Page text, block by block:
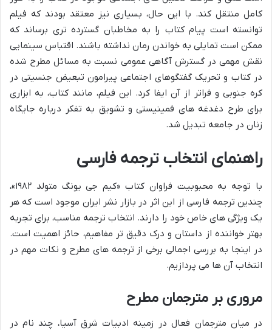
کامل منتقل کند. با این حال، بسیاری نیز معتقد بودند که فیلم
توانسته است پیام کتاب را به مخاطبان گسترده تری برساند که
ممکن است تمایلی به خواندن رمان نداشته باشند. اقتباس سینمایی
نقش مهمی در گسترش آگاهی عمومی نسبت به مسائل مطرح شده
در کتاب و تحریک گفتگوهای اجتماعی پیرامون تبعیض جنسیتی در
کره جنوبی و فراتر از آن ایفا کرد. این فیلم، مانند کتاب، به ابزاری
برای طرح دغدغه های فمینیستی و تشویق به تفکر درباره جایگاه
زنان در جامعه تبدیل شد.
راهنمای انتخاب ترجمه فارسی
با توجه به محبوبیت فراوان کتاب «کیم جی یونگ متولد ۱۹۸۲»،
چندین ترجمه فارسی از این اثر در بازار نشر ایران موجود است که هر
یک ویژگی های خاص خود را دارند. انتخاب ترجمه مناسب، برای تجربه
بهتر خواننده از داستان و درک دقیق تر مفاهیم، حائز اهمیت است.
در اینجا به بررسی اجمالی برخی از ترجمه های مطرح و نکات مهم در
انتخاب آن ها می پردازیم.
مروری بر مترجمان مطرح
در میان مترجمان فعال در زمینه ادبیات شرق آسیا، چند نام در